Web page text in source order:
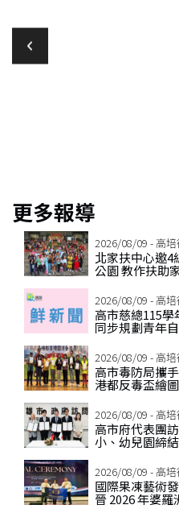
更多報導
2026/08/09 - 高
北家扶中心邀4
公園 教作扶助
2026/08/09 - 高
高市慈總115學
同步規劃青年
2026/08/09 - 高
高市毒防局攜
港都反毒盃繪
2026/08/09 - 高
高市府代表團
小、幼兒園締
2026/08/09 - 高
國際果凍藝術
晉 2026 年婆羅